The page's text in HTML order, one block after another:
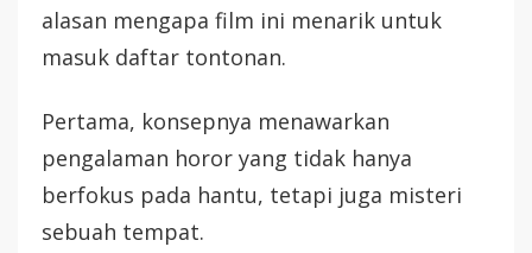
alasan mengapa film ini menarik untuk
masuk daftar tontonan.
Pertama, konsepnya menawarkan
pengalaman horor yang tidak hanya
berfokus pada hantu, tetapi juga misteri
sebuah tempat.